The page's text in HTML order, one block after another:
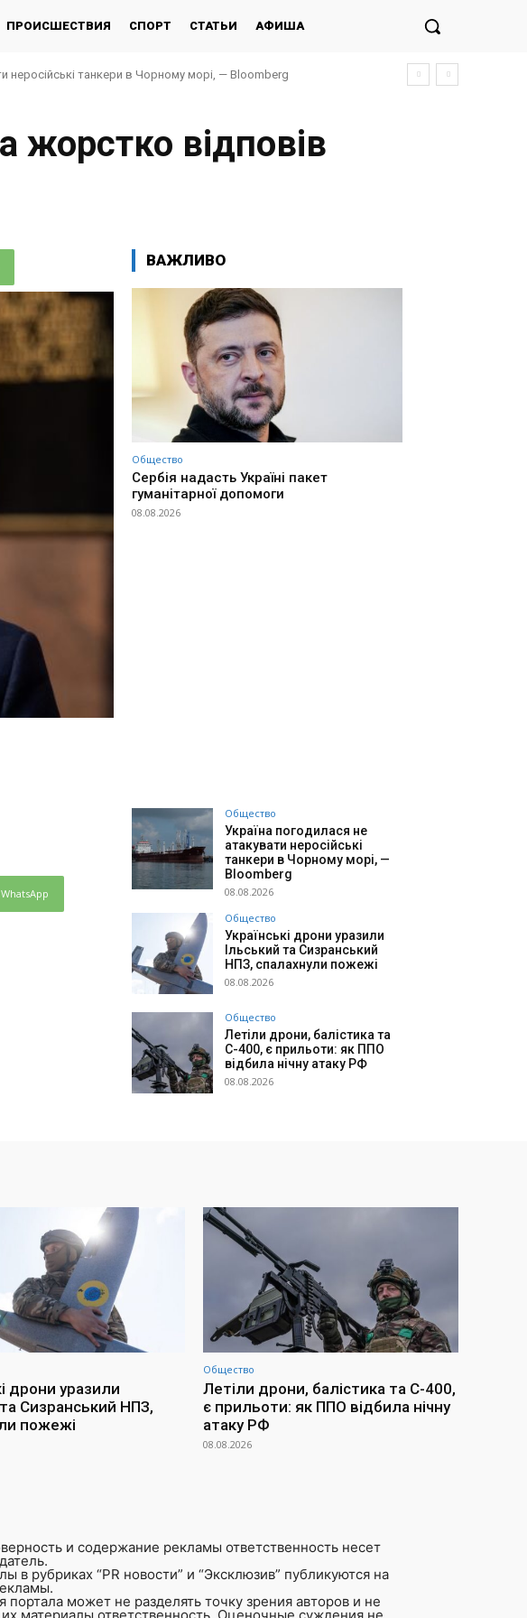
ПРОИСШЕСТВИЯ СПОРТ СТАТЬИ АФИША
неросійські танкери в Чорному морі, — Bloomberg
жорстко відповів
WhatsApp
ВАЖЛИВО
Общество
Сербія надасть Україні пакет
гуманітарної допомоги
08.08.2026
Общество
Україна погодилася не
атакувати неросійські
танкери в Чорному морі, —
Bloomberg
08.08.2026
Общество
Українські дрони уразили
Ільський та Сизранський
НПЗ, спалахнули пожежі
08.08.2026
Общество
Летіли дрони, балістика та
С-400, є прильоти: як ППО
відбила нічну атаку РФ
08.08.2026
дрони уразили
Сизранський НПЗ,
пожежі
Общество
Летіли дрони, балістика та С-400,
є прильоти: як ППО відбила нічну
атаку РФ
08.08.2026
и содержание рекламы ответственность несет
в рубриках “PR новости” и “Эксклюзив” публикуются на
портала может не разделять точку зрения авторов и не